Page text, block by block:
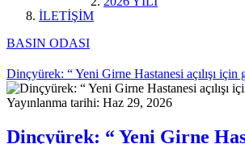
İLETİŞİM
BASIN ODASI
Dinçyürek: “ Yeni Girne Hastanesi açılışı için
Yayınlanma tarihi: Haz 29, 2026
Dinçyürek: “ Yeni Girne